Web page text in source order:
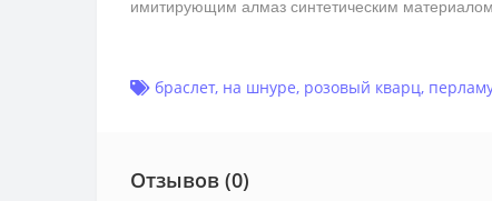
имитирующим алмаз синтетическим
браслет, на шнуре, розовый кварц,
Отзывов (0)